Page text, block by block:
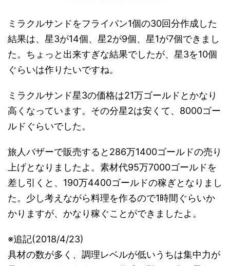
ミラクルサンドをフライパン1個の30回分作成した
結果は、星3が14個、星2が9個、星1が7個できまし
た。ちょっと出来すぎな結果でしたが、星3を10個
ぐらいは作りたいですね。
ミラクルサンド星3の価格は21万ゴールドとかなり
高くなっています。その分星2は安くて、8000ゴー
ルドぐらいでした。
旅人バザーで販売すると286万1400ゴールドの売り
上げとなりましたよ。素材代95万7000ゴールドを
差し引くと、190万4400ゴールドの稼ぎとなりまし
た。少し考えながら料理を作るので1時間ぐらいか
かりますが、かなり稼ぐことができましたよ。
※追記(2018/4/23)
具材の数が多く、調理レベルが低いうちは集中力が